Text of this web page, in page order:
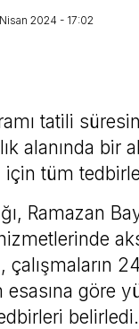
2024 - 17:02
tatili
alanında bir
tüm
Ramazan
çalışmaların
göre
belirledi.